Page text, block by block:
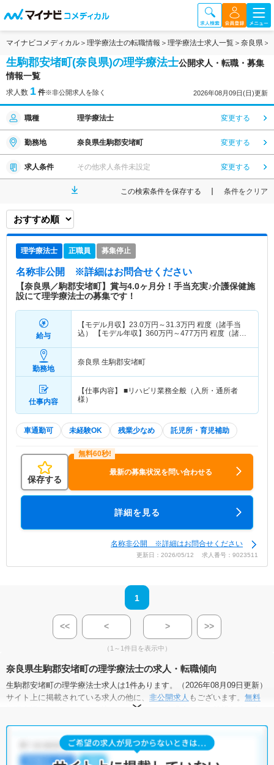
マイナビコメディカル 理学療法士の転職情報 理学療法士求人一覧 奈良県
生駒郡安堵町(奈良県)の理学療法士公開求人・転職・募集
情報一覧
求人数 1 件※非公開求人を除く 2026年08月09日(日)更新
職種 理学療法士 変更する
勤務地 奈良県生駒郡安堵町 変更する
求人条件 その他求人条件未設定 変更する
この検索条件を保存する 条件をクリア
理学療法士 正職員 募集停止
名称非公開 ※詳細はお問合せください
【奈良県／駒郡安堵町】賞与4.0ヶ月分！手当充実♪介護保健施
設にて理学療法士の募集です！
給与
【モデル月収】 23.0万円～31.3万円 程度（諸手当
込） 【モデル年収】 360万円～477万円 程度（諸手
勤務地
奈良県 生駒郡安堵町
仕事内容
【仕事内容】 ■リハビリ業務全般（入所・通所者
様）
車通勤可 未経験OK 残業少なめ 託児所・育児補助
保存する
最新の募集状況を問い合わせる
詳細を見る
名称非公開 ※詳細はお問合せください
更新日：2026/05/12 求人番号：9023511
1
<< < > >>
（1～1件目を表示中）
奈良県生駒郡安堵町の理学療法士の求人・転職傾向
生駒郡安堵町の理学療法士求人は1件あります。（2026年08月09日更新）
サイト上に掲載されている求人の他に、 非公開求人 もございます。 無料
にお申し込みいただくと、全求人からご希望条件に合
生駒郡安堵町の理学療法士求人では以下のような条件が人気です。
残業少なめ・託児所・育児補助あり・ 未経験OK